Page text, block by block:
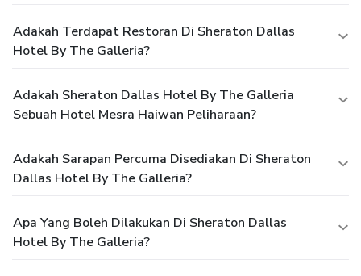
Adakah Terdapat Restoran Di Sheraton Dallas
Hotel By The Galleria?
Adakah Sheraton Dallas Hotel By The Galleria
Sebuah Hotel Mesra Haiwan Peliharaan?
Adakah Sarapan Percuma Disediakan Di Sheraton
Dallas Hotel By The Galleria?
Apa Yang Boleh Dilakukan Di Sheraton Dallas
Hotel By The Galleria?